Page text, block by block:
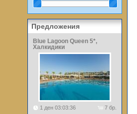
Предложения
Blue Lagoon Queen 5*,
Халкидики
1 ден 03:03:36 7 бр.